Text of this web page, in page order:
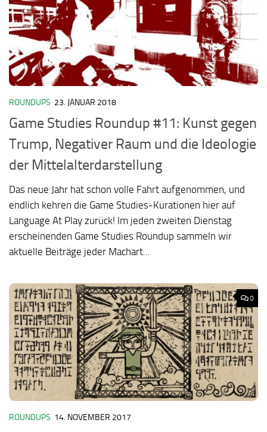
ROUNDUPS 23. JANUAR 2018
Game Studies Roundup #11: Kunst gegen
Trump, Negativer Raum und die Ideologie
der Mittelalterdarstellung
Das neue Jahr hat schon volle Fahrt aufgenommen, und
endlich kehren die Game Studies-Kurationen hier auf
Language At Play zurück! Im jeden zweiten Dienstag
erscheinenden Game Studies Roundup sammeln wir
aktuelle Beiträge jeder Machart...
0
ROUNDUPS 14. NOVEMBER 2017